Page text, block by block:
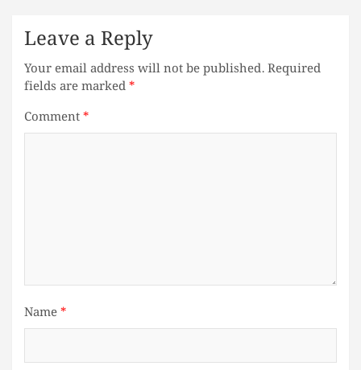
Leave a Reply
Your email address will not be published.Required
fields are marked*
Comment*
Name*